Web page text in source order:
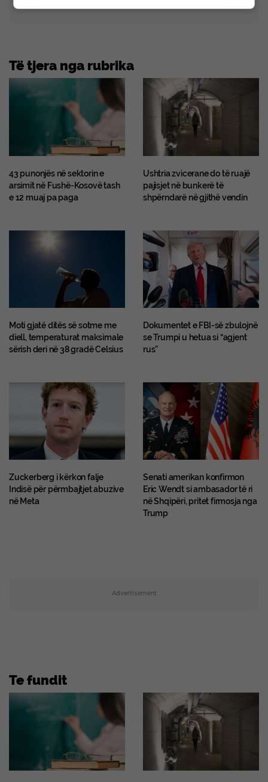
Të tjera nga rubrika
43 punonjës në sektorin e
arsimit në Fushë-Kosovë tash
e 12 muaj pa paga
Ushtria zvicerane do të ruajë
pajisjet në bunkerë të
shpërndarë në gjithë vendin
Moti gjatë ditës së sotme me
diell, temperaturat maksimale
sërish deri në 38 gradë Celsius
Dokumentet e FBI-së zbulojnë
se Trumpi u hetua si “agjent
rus”
Zuckerberg i kërkon falje
Indisë për përmbajtjet abuzive
në Meta
Senati amerikan konfirmon
Eric Wendt si ambasador të ri
në Shqipëri, pritet firmosja nga
Trump
Advertisement
Te fundit